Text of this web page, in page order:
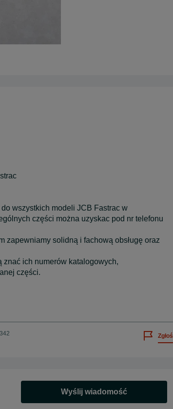
wszystkich modeli JCB Fastrac w
części można uzyskac pod nr telefonu
zapewniamy solidną i fachową obsługę oraz
znać ich numerów katalogowych,
części.
Zgłoś
Wyślij wiadomość